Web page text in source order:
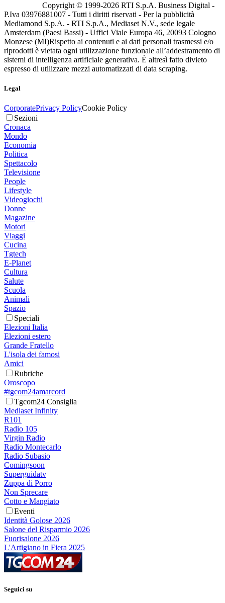
Copyright © 1999-2026 RTI S.p.A. Business Digital -
P.Iva 03976881007 - Tutti i diritti riservati - Per la pubblicità
Mediamond S.p.A. - RTI S.p.A., Mediaset N.V., sede legale
Amsterdam (Paesi Bassi) - Uffici Viale Europa 46, 20093 Cologno
Monzese (MI)Rispetto ai contenuti e ai dati personali trasmessi e/o
riprodotti è vietata ogni utilizzazione funzionale all’addestramento di
sistemi di intelligenza artificiale generativa. È altresì fatto divieto
espresso di utilizzare mezzi automatizzati di data scraping.
Legal
CorporatePrivacy PolicyCookie Policy
Sezioni
Cronaca
Mondo
Economia
Politica
Spettacolo
Televisione
People
Lifestyle
Videogiochi
Donne
Magazine
Motori
Viaggi
Cucina
Tgtech
E-Planet
Cultura
Salute
Scuola
Animali
Spazio
Speciali
Elezioni Italia
Elezioni estero
Grande Fratello
L'isola dei famosi
Amici
Rubriche
Oroscopo
#tgcom24amarcord
Tgcom24 Consiglia
Mediaset Infinity
R101
Radio 105
Virgin Radio
Radio Montecarlo
Radio Subasio
Comingsoon
Superguidatv
Zuppa di Porro
Non Sprecare
Cotto e Mangiato
Eventi
Identità Golose 2026
Salone del Risparmio 2026
Fuorisalone 2026
L'Artigiano in Fiera 2025
Seguici su